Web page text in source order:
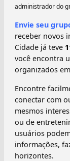
administrador do
Envie seu
receber novos
Cidade já teve
você encontra
organizados
Encontre
conectar com
mesmos
ou de
usuários
informações,
horizontes.